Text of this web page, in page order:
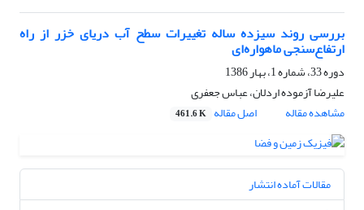
بررسی روند سیزده ساله تغییرات سطح آب دریای ‌خزر از راه
ارتفاع‌سنجی ماهواره‌ای
دوره 33، شماره 1، بهار 1386
علیرضا آزموده اردلان، عباس جعفری
مشاهده مقاله
اصل مقاله 461.6 K
مقالات آماده انتشار